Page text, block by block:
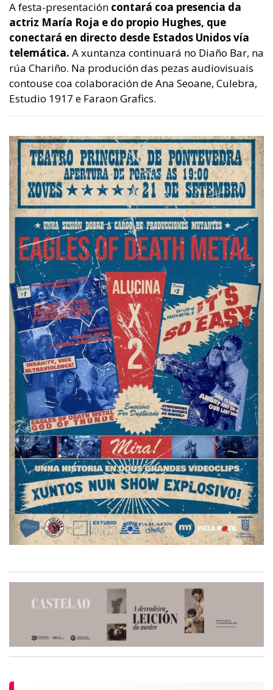
A festa-presentación contará coa presencia da
actriz María Roja e do propio Hughes, que
conectará en directo desde Estados Unidos vía
telemática. A xuntanza continuará no Diaño Bar, na
rúa Chariño. Na produción das pezas audiovisuais
contouse coa colaboración de Ana Seoane, Culebra,
Estudio 1917 e Faraon Grafics.